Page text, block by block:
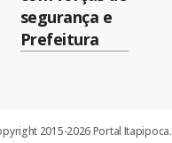
segurança e
Prefeitura
2015-2026 Portal Itapipoca.